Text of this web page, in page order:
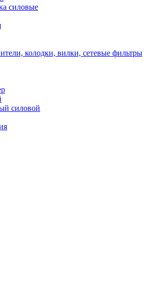
силовые
колодки, вилки, сетевые фильтры
силовой